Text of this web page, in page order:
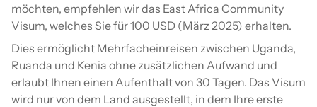
möchten, empfehlen wir das East Africa Community
Visum, welches Sie für 100 USD (März 2025) erhalten.
Dies ermöglicht Mehrfacheinreisen zwischen Uganda,
Ruanda und Kenia ohne zusätzlichen Aufwand und
erlaubt Ihnen einen Aufenthalt von 30 Tagen. Das Visum
wird nur von dem Land ausgestellt, in dem Ihre erste